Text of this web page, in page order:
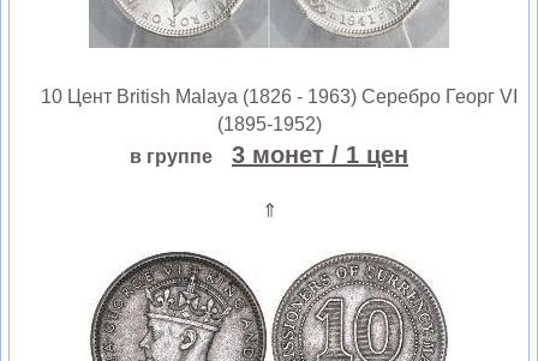
10 Цент British Malaya (1826 - 1963) Серебро Георг VI
(1895-1952)
в группе
3 монет / 1 цен
⇑